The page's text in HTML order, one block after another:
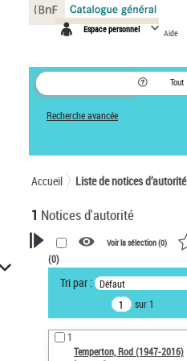
Espace personnel Aide
Tout
Recherche avancée
Accueil Liste de notices d’autorité
1 Notices d'autorité
VOTRE RECHERCHE
Recherche avancée dans les
notices d’autorité
Œuvres liées à l'auteur :
Temperton, Rod (1947-2016)
Voir la sélection (0)
(0)
Tri par : Défaut
sur 1
1
Temperton, Rod (1947-2016)
Panneau de gestion des cookies